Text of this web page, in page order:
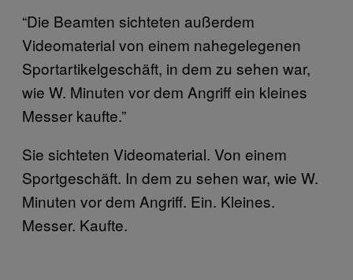
“Die Beamten sichteten außerdem
Videomaterial von einem nahegelegenen
Sportartikelgeschäft, in dem zu sehen war,
wie W. Minuten vor dem Angriff ein kleines
Messer kaufte.”
Sie sichteten Videomaterial. Von einem
Sportgeschäft. In dem zu sehen war, wie W.
Minuten vor dem Angriff. Ein. Kleines.
Messer. Kaufte.